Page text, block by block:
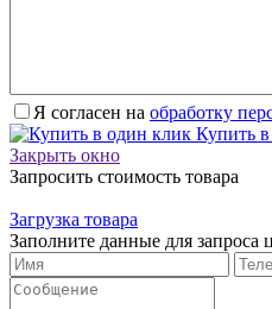
Я согласен на обработку
Купить
Закрыть окно
Запросить стоимость товара
Загрузка товара
Заполните данные для запроса